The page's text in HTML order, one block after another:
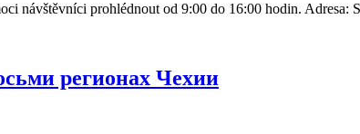
návštěvníci prohlédnout od 9:00 do 16:00 hodin. Adresa:
регионах Чехии